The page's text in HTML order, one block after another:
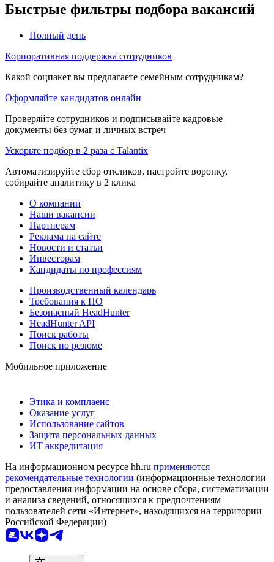
Быстрые фильтры подбора вакансий
Полный день
Корпоративная поддержка сотрудников
Какой соцпакет вы предлагаете семейным сотрудникам?
Оформляйте кандидатов онлайн
Проверяйте сотрудников и подписывайте кадровые
документы без бумаг и личных встреч
Ускорьте подбор в 2 раза с Talantix
Автоматизируйте сбор откликов, настройте воронку,
собирайте аналитику в 2 клика
О компании
Наши вакансии
Партнерам
Реклама на сайте
Новости и статьи
Инвесторам
Кандидаты по профессиям
Производственный календарь
Требования к ПО
Безопасный HeadHunter
HeadHunter API
Поиск работы
Поиск по резюме
Мобильное приложение
Этика и комплаенс
Оказание услуг
Использование сайтов
Защита персональных данных
ИТ аккредитация
На информационном ресурсе hh.ru применяются
рекомендательные технологии (информационные технологии
предоставления информации на основе сбора, систематизации
и анализа сведений, относящихся к предпочтениям
пользователей сети «Интернет», находящихся на территории
Российской Федерации)